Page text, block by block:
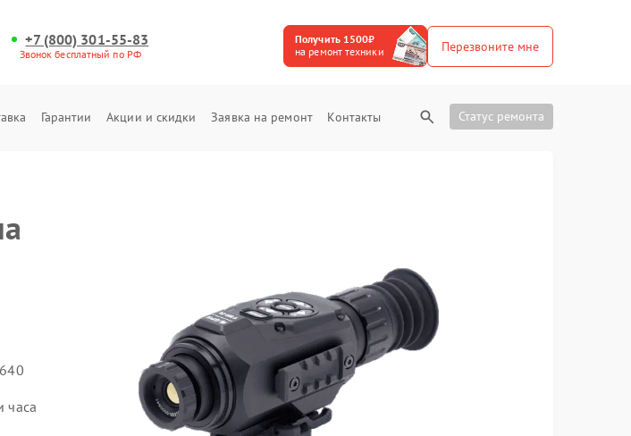
+7 (800) 301-55-83
Звонок бесплатный по РФ
Получить 1500₽
на ремонт техники
Перезвоните мне
Гарантии Акции и скидки Заявка на ремонт Контакты Статус ремонта
часа